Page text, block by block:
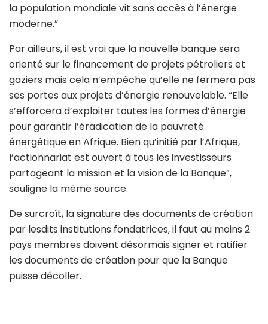
la population mondiale vit sans accès à l’énergie
moderne.”
Par ailleurs, il est vrai que la nouvelle banque sera
orienté sur le financement de projets pétroliers et
gaziers mais cela n’empêche qu’elle ne fermera pas
ses portes aux projets d’énergie renouvelable. “Elle
s’efforcera d’exploiter toutes les formes d’énergie
pour garantir l’éradication de la pauvreté
énergétique en Afrique. Bien qu’initié par l’Afrique,
l’actionnariat est ouvert à tous les investisseurs
partageant la mission et la vision de la Banque”,
souligne la même source.
De surcroît, la signature des documents de création
par lesdits institutions fondatrices, il faut au moins 2
pays membres doivent désormais signer et ratifier
les documents de création pour que la Banque
puisse décoller.